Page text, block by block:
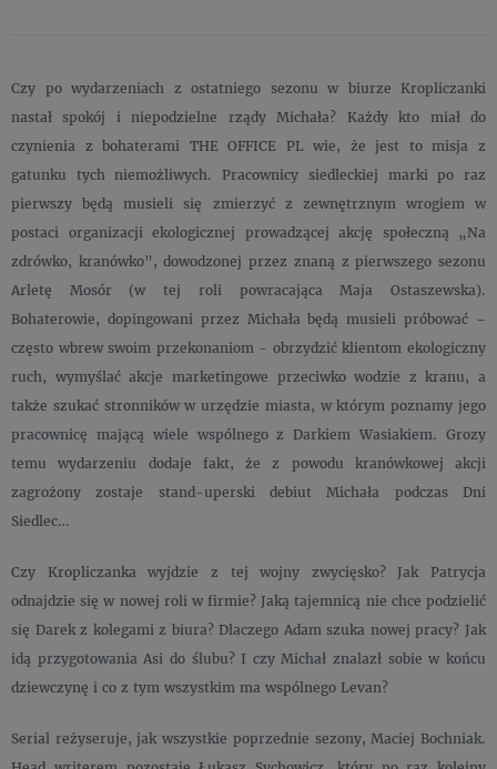
Czy po wydarzeniach z ostatniego sezonu w biurze Kropliczanki
nastał spokój i niepodzielne rządy Michała? Każdy kto miał do
czynienia z bohaterami THE OFFICE PL wie, że jest to misja z
gatunku tych niemożliwych. Pracownicy siedleckiej marki po raz
pierwszy będą musieli się zmierzyć z zewnętrznym wrogiem w
postaci organizacji ekologicznej prowadzącej akcję społeczną „Na
zdrówko, kranówko”, dowodzonej przez znaną z pierwszego sezonu
Arletę Mosór (w tej roli powracająca Maja Ostaszewska).
Bohaterowie, dopingowani przez Michała będą musieli próbować –
często wbrew swoim przekonaniom - obrzydzić klientom ekologiczny
ruch, wymyślać akcje marketingowe przeciwko wodzie z kranu, a
także szukać stronników w urzędzie miasta, w którym poznamy jego
pracownicę mającą wiele wspólnego z Darkiem Wasiakiem. Grozy
temu wydarzeniu dodaje fakt, że z powodu kranówkowej akcji
zagrożony zostaje stand-uperski debiut Michała podczas Dni
Siedlec…
Czy Kropliczanka wyjdzie z tej wojny zwycięsko? Jak Patrycja
odnajdzie się w nowej roli w firmie? Jaką tajemnicą nie chce podzielić
się Darek z kolegami z biura? Dlaczego Adam szuka nowej pracy? Jak
idą przygotowania Asi do ślubu? I czy Michał znalazł sobie w końcu
dziewczynę i co z tym wszystkim ma wspólnego Levan?
Serial reżyseruje, jak wszystkie poprzednie sezony, Maciej Bochniak.